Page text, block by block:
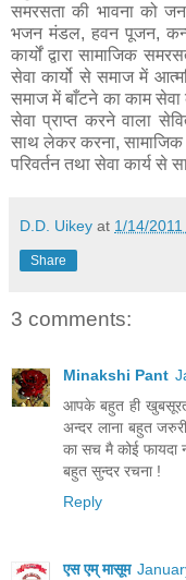
समरसता की भावना को
भजन मंडल, हवन पूजन,
कार्यों द्वारा सामाजिक
सेवा कार्यो से समाज में
समाज में बाँटने का काम सेवा
सेवा प्राप्त करने वाला
साथ लेकर करना, सामाजिक
परिवर्तन तथा सेवा कार्य से
D.D. Uikey at 1/14/
Share
3 comments:
Minakshi Pant
आपके बहुत ही खुबसूरत
अन्दर लाना बहुत
का सच मै कोई फायदा
बहुत सुन्दर रचना !
Reply
एस एम् मासूम